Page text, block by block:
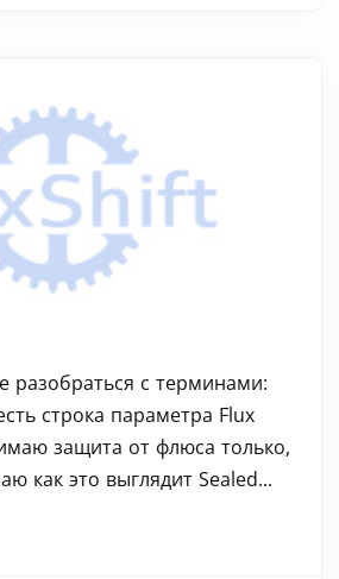
разобраться с терминами:
строка параметра Flux
защита от флюса только,
как это выглядит Sealed...